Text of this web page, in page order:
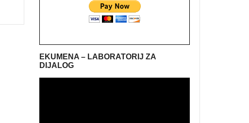
EKUMENA – LABORATORIJ ZA
DIJALOG